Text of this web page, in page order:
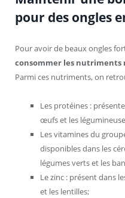
pour des ongles
Pour avoir de beaux ongles
consommer les nutriments
Parmi ces nutriments, on
Les protéines :
œufs et les
Les vitamines du
disponibles dans les
légumes verts et les
Le zinc : présent dans
et les lentilles;